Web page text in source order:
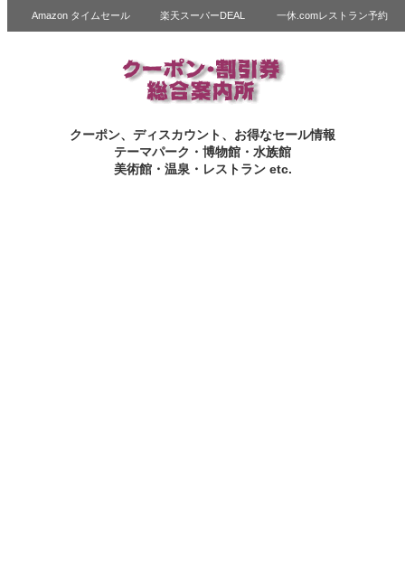
Amazon タイムセール 楽天スーパーDEAL 一休.comレストラン予約
クーポン、ディスカウント、お得なセール情報
テーマパーク・博物館・水族館
美術館・温泉・レストラン etc.